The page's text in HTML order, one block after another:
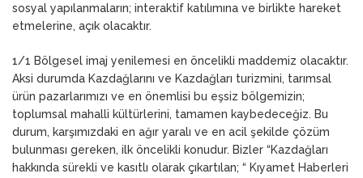
sosyal yapılanmaların; interaktif katılımına ve birlikte hareket
etmelerine, açık olacaktır.
1/1 Bölgesel imaj yenilemesi en öncelikli maddemiz olacaktır.
Aksi durumda Kazdağlarını ve Kazdağları turizmini, tarımsal
ürün pazarlarımızı ve en önemlisi bu eşsiz bölgemizin;
toplumsal mahalli kültürlerini, tamamen kaybedeceğiz. Bu
durum, karşımızdaki en ağır yaralı ve en acil şekilde çözüm
bulunması gereken, ilk öncelikli konudur. Bizler “Kazdağları
hakkında sürekli ve kasıtlı olarak çıkartılan; “ Kıyamet Haberleri